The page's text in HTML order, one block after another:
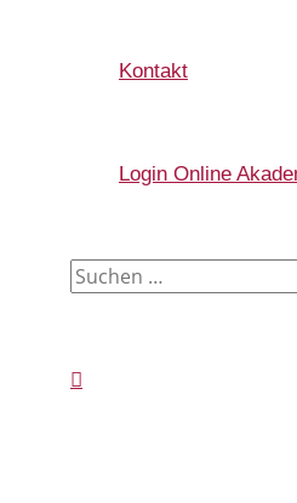
Kontakt
Login Online
Suchen
nach: